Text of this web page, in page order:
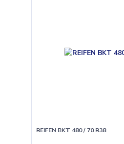
REIFEN BKT 480 / 70 R38